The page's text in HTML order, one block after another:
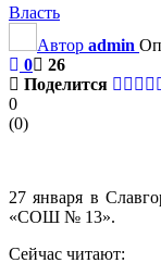
Власть
Автор admin
0
26
Поделится
0
(0)
27 января в
«СОШ № 13».
Сейчас читают: